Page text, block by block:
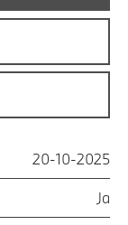
20-10-2025
Ja